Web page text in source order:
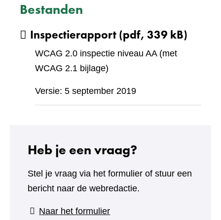
Bestanden
Inspectierapport(pdf, 339 kB)
WCAG 2.0 inspectie niveau AA (met
WCAG 2.1 bijlage)
Versie: 5 september 2019
Heb je een vraag?
Stel je vraag via het formulier of stuur een
bericht naar de webredactie.
Naar het formulier(verwijst